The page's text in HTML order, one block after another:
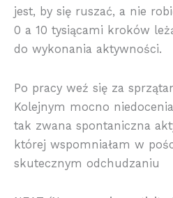
jest, by się ruszać, a nie
0 a 10 tysiącami kroków
do wykonania aktywności.
Po pracy weź się za
Kolejnym mocno
tak zwana spontaniczna
której wspomniałam w
skutecznym odchudzaniu